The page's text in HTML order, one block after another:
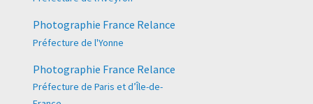
Photographie France Relance
Préfecture de l'Yonne
Photographie France Relance
Préfecture de Paris et d’Île-de-